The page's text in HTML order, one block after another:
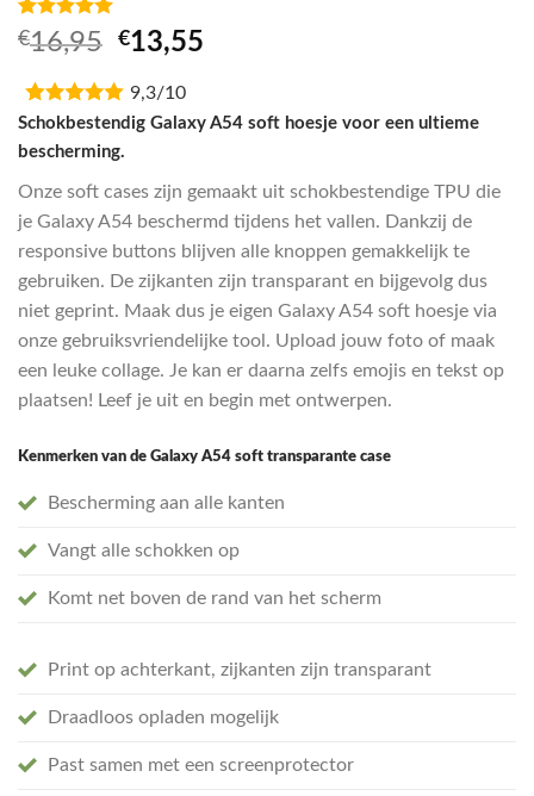
Waardering
5.00op 5
op
3
€16,95 Oorspronkelijke
was:
€16,95.
€13,55
€13,55.
9,3/10
Schokbestendig Galaxy A54 soft hoesje voor een ultieme
bescherming.
Onze soft cases zijn gemaakt uit schokbestendige TPU die
je Galaxy A54 beschermd tijdens het vallen. Dankzij de
responsive buttons blijven alle knoppen gemakkelijk te
gebruiken. De zijkanten zijn transparant en bijgevolg dus
niet geprint. Maak dus je eigen Galaxy A54 soft hoesje via
onze gebruiksvriendelijke tool. Upload jouw foto of maak
een leuke collage. Je kan er daarna zelfs emojis en tekst op
plaatsen! Leef je uit en begin met ontwerpen.
Kenmerken van de Galaxy A54 soft transparante case
Bescherming aan alle kanten
Vangt alle schokken op
Komt net boven de rand van het scherm
Print op achterkant, zijkanten zijn transparant
Draadloos opladen mogelijk
Past samen met een screenprotector